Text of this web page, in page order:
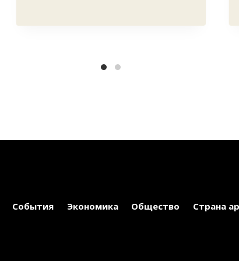
События Экономика Общество Страна